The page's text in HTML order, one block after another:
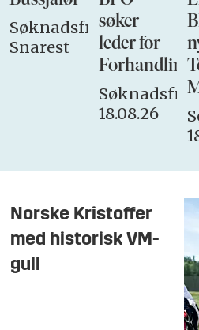
Søknadsfrist:
Snarest
søker
leder for
18.08.26
Norske Kristoffer
med historisk VM-
gull